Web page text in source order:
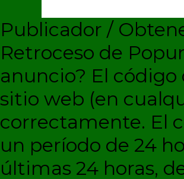
Publicador /
Retroceso de
anuncio? El
sitio web (en
correctamente. El
un período de 24
últimas 24 horas,